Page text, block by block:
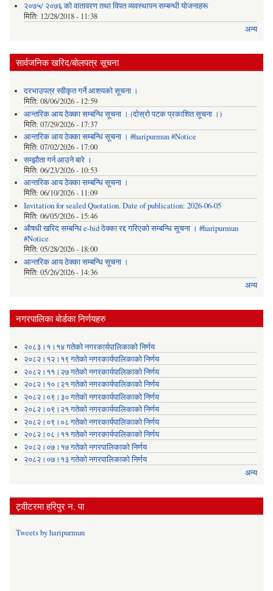
२०७५/ २०७६ को वातावरण तथा विपत व्यवस्थापन सम्बन्धी योजनाहरू
मिति: 12/28/2018 - 11:38
अन्य
सार्वजनिक खरिद/बोलपत्र सूचना
दरभाउपत्र स्वीकृत गर्ने आशयको सूचना ।
मिति: 08/06/2026 - 12:59
आन्तरिक आय ठेक्का सम्बन्धि सूचना । (दोस्रो पटक प्रकाशित सूचना ।)
मिति: 07/29/2026 - 17:37
आन्तरिक आय ठेक्का सम्बन्धि सूचना । #haripurmun #Notice
मिति: 07/02/2026 - 17:00
सम्झौता गर्न आउने बारे ।
मिति: 06/23/2026 - 10:53
आन्तरिक आय ठेक्का सम्बन्धि सूचना ।
मिति: 06/10/2026 - 11:09
Invitation for sealed Quotation. Date of publication: 2026-06-05
मिति: 06/05/2026 - 15:46
औषधी खरिद सम्बन्धि e-bid ठेक्का रद्द गरिएको सम्बन्धि सूचना । #haripurmun
#Notice
मिति: 05/28/2026 - 18:00
आन्तरिक आय ठेक्का सम्बन्धि सूचना ।
मिति: 05/26/2026 - 14:36
अन्य
नगरपालिका बोर्डका निर्णयहरु
२०८३।१।१४ गतेको नगरकार्यपालिकाको निर्णय
२०८२।१२।१९ गतेको नगरकार्यपालिकाको निर्णय
२०८२।११।२७ गतेको नगरकार्यपालिकाको निर्णय
२०८२।१०।२१ गतेको नगरकार्यपालिकाको निर्णय
२०८२।०९।३० गतेको नगरकार्यपालिकाको निर्णय
२०८२।०९।२१ गतेको नगरकार्यपालिकाको निर्णय
२०८२।०९।०८ गतेको नगरकार्यपालिकाको निर्णय
२०८२।०८।११ गतेको नगरकार्यपालिकाको निर्णय
२०८२।०७।१७ गतेको नगरपालिकाको निर्णय
२०८२।०७।१३ गतेको नगरपालिकाको निर्णय
अन्य
ट्वीटरमा हरिपुर न. पा
Tweets by haripurmun